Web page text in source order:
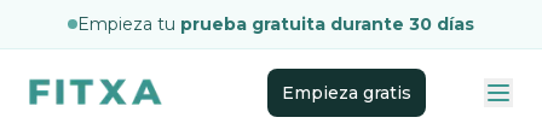
Empieza tu prueba gratuita durante 30 días
Empieza gratis